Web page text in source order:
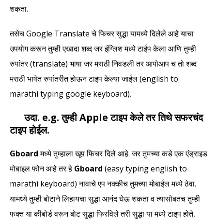
शकता.
तसेच Google Translate चे फिचर सुद्धा यामध्ये दिलेले आहे याचा
उपयोग करून तुम्ही एखादा शब्द जर इंग्लिश मध्ये टाईप केला आणि तुम्ही
रुपांतर (translate) भाषा जर मराठी निवडली तर आपोआप च तो शब्द
मराठी भाषेत रुपांतरीत होऊन टाइप केल्या जाईल (english to
marathi typing google keyboard).
उदा. e.g. तुम्हीAppleटाइप केले तर तिथेसफरचंद
टाइप होईल.
Gboardमध्ये तुम्हाला खूप फिचर दिले आहे. जर तुमच्या कडे एक एंड्राइड
मोबाइल फोन आहे तर हे Gboard (easy typing english to
marathi keyboard) नावाचे एप नक्कीच तुमच्या मोबाईल मध्ये ठेवा.
यामध्ये तुम्ही बोटाने लिहायचा सुद्धा आनंद घेऊ शकता व त्यासोबतच तुम्ही
फक्त या कीबोर्ड वरून बोट सुद्धा फिरविले तरी सुद्धा या मध्ये टाइप होते,